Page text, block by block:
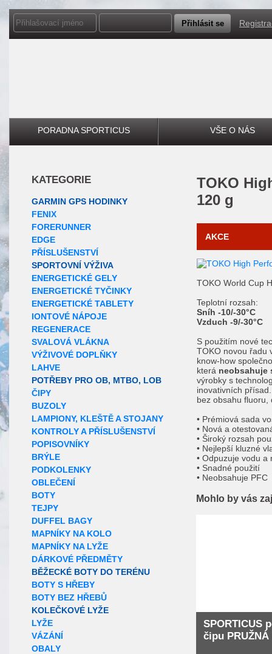
PORADNA SPORTICUS VŠE O NÁS
KATEGORIE
GARMIN GPS HODINKY
FENIX
FORERUNNER
EDGE
PŘÍSLUŠENSTVÍ
SPORTOVNÍ VÝŽIVA
ENERGETICKÉ GELY
ENERGETICKÉ TYČINKY
ENERGETICKÉ TABLETY
IONTOVÉ NÁPOJE
REGENERACE
SVALOVÁ VLÁKNA
VÝŽIVOVÉ DOPLŇKY
LAHVE
POTŘEBY PRO OB, MTBO, LOB
ČIPY
BUZOLY
LAMPIONY, KLEŠTĚ A STOJANY
KONTROLY A PŘÍSLUŠENSTVÍ
POPISOVNÍKY
BRÝLE
PODKOLENKY
OBLEČENÍ
BOTY
TEJPY
DUFFEL BAGY
MAPNÍKY NA KOLO
MAPNÍKY NA LYŽE
DÁRKOVÉ PŘEDMĚTY
BĚŽECKÉ BOTY DO TERÉNU
BOTY S HŘEBY
BOTY BEZ HŘEBŮ
KOLEČKOVÉ LYŽE
LYŽE
VÁZÁNÍ
OBALY
TOKO
120 g
AKCE
TOKO World Cup
Teplotní rozsah:
Sníh -10/-30°C
Vzduch -9/-30°C
S použitím nové
TOKO novou řadu
know-how
která neobsahuje
výrobky s
inovativních
bez obsahu fluoru,
• Prémiová sada
• Nová a
• Široký rozsah
• Nejlepší kluzné
• Odpuzuje vodu a
• Snadné použití
• Neobsahuje PFC
Mohlo by vás
SPORTICUS
čipu PRUŽNÁ